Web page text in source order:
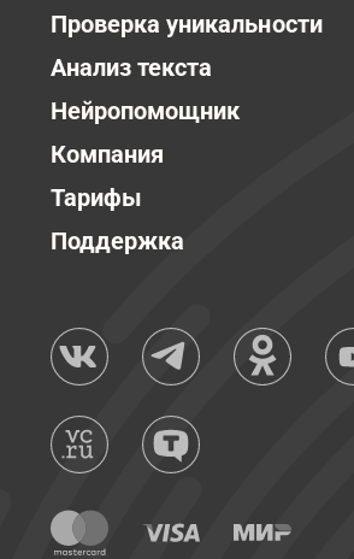
Проверка уникальности
Анализ текста
Нейропомощник
Компания
Тарифы
Поддержка